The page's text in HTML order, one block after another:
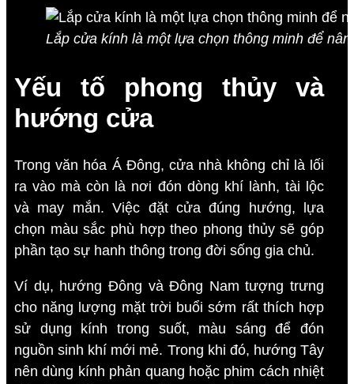
Lắp cửa kính là một lựa chọn thông minh để
Yếu tố phong thủy và
hướng cửa
Trong văn hóa Á Đông, cửa nhà không chỉ là lối
ra vào mà còn là nơi đón dòng khí lành, tài lộc
và may mắn. Việc đặt cửa đúng hướng, lựa
chọn màu sắc phù hợp theo phong thủy sẽ góp
phần tạo sự hanh thông trong đời sống gia chủ.
Ví dụ, hướng Đông và Đông Nam tượng trưng
cho năng lượng mặt trời buổi sớm rất thích hợp
sử dụng kính trong suốt, màu sáng để đón
nguồn sinh khí mới mẻ. Trong khi đó, hướng Tây
nên dùng kính phản quang hoặc phim cách nhiệt